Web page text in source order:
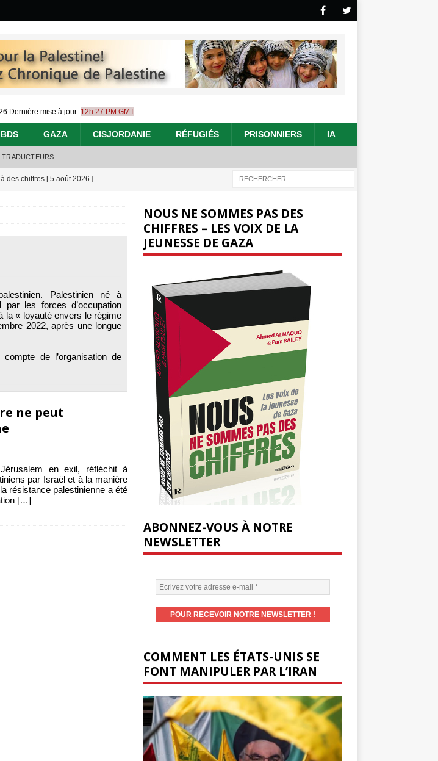
Dernière mise à jour: 12h:27 PM GMT
BDS GAZA CISJORDANIE RÉFUGIÉS PRISONNIERS IA
TRADUCTEURS
des chiffres [ 5 août 2026 ]
Gaza, les Israéliens multiplie les
poubelle pour leurs déchets
et la propagande occidentale[
Palestinien né à
les forces d’occupation
la « loyauté envers le régime
2022, après une longue
de l’organisation de
ne peut
en exil, réfléchit à
par Israël et à la manière
résistance palestinienne a été
[…]
NOUS NE SOMMES PAS DES
CHIFFRES – LES VOIX DE LA
JEUNESSE DE GAZA
ABONNEZ-VOUS À NOTRE
NEWSLETTER
COMMENT LES ÉTATS-UNIS SE
FONT MANIPULER PAR L’IRAN